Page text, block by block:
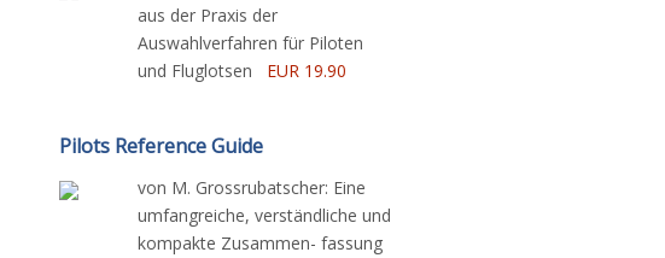
aus der Praxis der
Auswahlverfahren für Piloten
und Fluglotsen EUR 19.90
Pilots Reference Guide
von M. Grossrubatscher: Eine
umfangreiche, verständliche und
kompakte Zusammen- fassung